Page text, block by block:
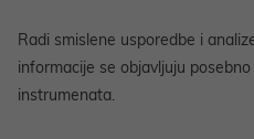
Radi smislene usporedbe i
informacije se objavljuju
instrumenata.